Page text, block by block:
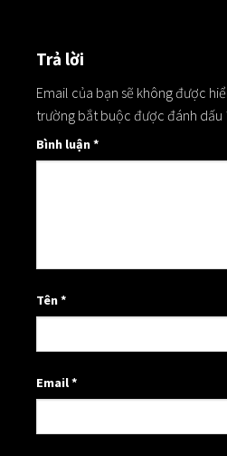
Trả lời
Email của bạn sẽ không được
trường bắt buộc được đánh dấu
Bình luận*
Tên*
Email*